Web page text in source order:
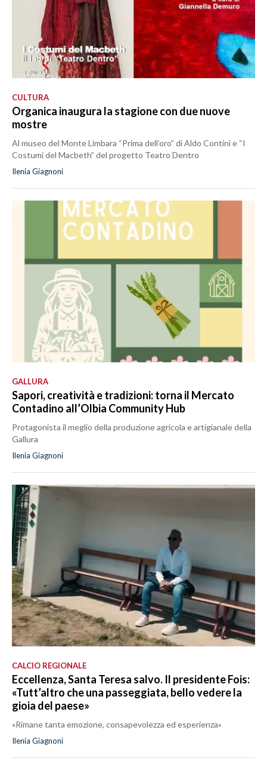
CULTURA
Organica inaugura la stagione con due nuove
mostre
Al museo del Monte Limbara “Prima dell’oro” di Aldo Contini e “I
Costumi del Macbeth” del progetto Teatro Dentro
Ilenia Giagnoni
GALLURA
Sapori, creatività e tradizioni: torna il Mercato
Contadino all’Olbia Community Hub
Protagonista il meglio della produzione agricola e artigianale della
Gallura
Ilenia Giagnoni
CALCIO REGIONALE
Eccellenza, Santa Teresa salvo. Il presidente Fois:
«Tutt’altro che una passeggiata, bello vedere la
gioia del paese»
«Rimane tanta emozione, consapevolezza ed esperienza»
Ilenia Giagnoni